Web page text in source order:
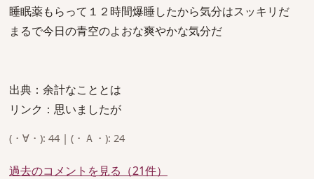
睡眠薬もらって１２時間爆睡したから気分はスッキリだ
まるで今日の青空のよおな爽やかな気分だ
出典：余計なこととは
リンク：思いましたが
(・∀・): 44 | (・Ａ・): 24
過去のコメントを見る（21件）